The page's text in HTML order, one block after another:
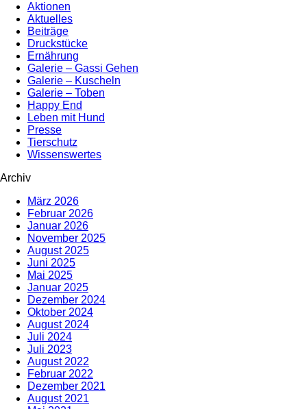
Aktionen
Aktuelles
Beiträge
Druckstücke
Ernährung
Galerie – Gassi Gehen
Galerie – Kuscheln
Galerie – Toben
Happy End
Leben mit Hund
Presse
Tierschutz
Wissenswertes
Archiv
März 2026
Februar 2026
Januar 2026
November 2025
August 2025
Juni 2025
Mai 2025
Januar 2025
Dezember 2024
Oktober 2024
August 2024
Juli 2024
Juli 2023
August 2022
Februar 2022
Dezember 2021
August 2021